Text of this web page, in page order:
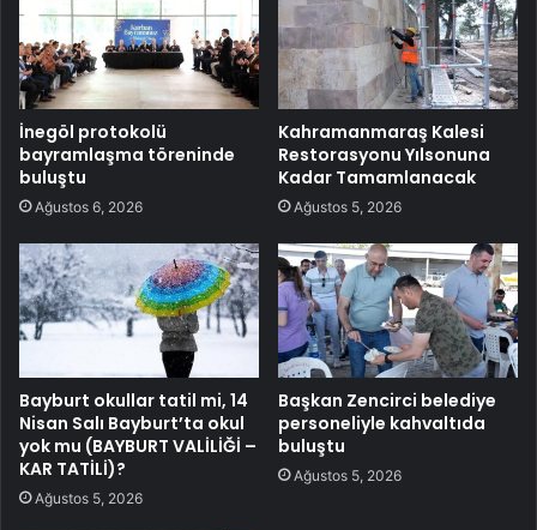
İnegöl protokolü
bayramlaşma töreninde
buluştu
Ağustos 6, 2026
Kahramanmaraş Kalesi
Restorasyonu Yılsonuna
Kadar Tamamlanacak
Ağustos 5, 2026
Bayburt okullar tatil mi, 14
Nisan Salı Bayburt’ta okul
yok mu (BAYBURT VALİLİĞİ –
KAR TATİLİ)?
Ağustos 5, 2026
Başkan Zencirci belediye
personeliyle kahvaltıda
buluştu
Ağustos 5, 2026